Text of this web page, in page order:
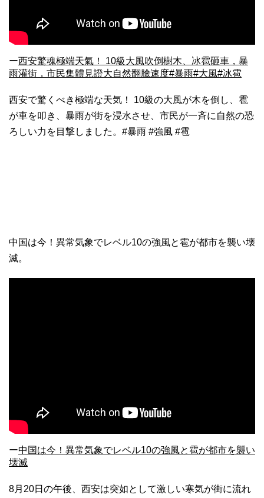
ー西安驚魂極端天氣！ 10級大風吹倒樹木、冰雹砸車，暴
雨灌街，市民集體見證大自然翻臉速度#暴雨#大風#冰雹
西安で驚くべき極端な天気！ 10級の大風が木を倒し、雹
が車を叩き、暴雨が街を浸水させ、市民が一斉に自然の恐
ろしい力を目撃しました。#暴雨 #強風 #雹
中国は今！異常気象でレベル10の強風と雹が都市を襲い壊
滅。
ー中国は今！異常気象でレベル10の強風と雹が都市を襲い
壊滅
8月20日の午後、西安は突如として激しい寒気が街に流れ